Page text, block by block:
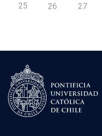
25 26 27